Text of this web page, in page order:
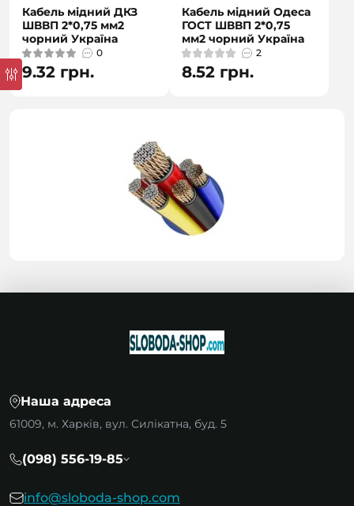
Кабель мідний ДКЗ
ШВВП 2*0,75 мм2
чорний Україна
0
9.32 грн.
Кабель мідний Одеса
ГОСТ ШВВП 2*0,75
мм2 чорний Україна
2
8.52 грн.
Наша адреса
61009, м. Харків, вул. Силікатна, буд. 5
(098) 556-19-85
info@sloboda-shop.com